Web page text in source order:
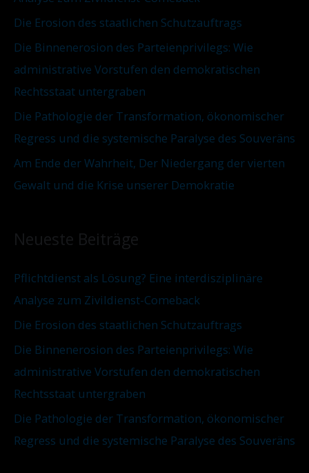
h
Die Erosion des staatlichen Schutzauftrags
Die Binnenerosion des Parteienprivilegs: Wie
administrative Vorstufen den demokratischen
Rechtsstaat untergraben
Die Pathologie der Transformation, ökonomischer
Regress und die systemische Paralyse des Souveräns
Am Ende der Wahrheit, Der Niedergang der vierten
Gewalt und die Krise unserer Demokratie
Neueste Beiträge
Pflichtdienst als Lösung? Eine interdisziplinäre
Analyse zum Zivildienst-Comeback
Die Erosion des staatlichen Schutzauftrags
Die Binnenerosion des Parteienprivilegs: Wie
administrative Vorstufen den demokratischen
Rechtsstaat untergraben
Die Pathologie der Transformation, ökonomischer
Regress und die systemische Paralyse des Souveräns